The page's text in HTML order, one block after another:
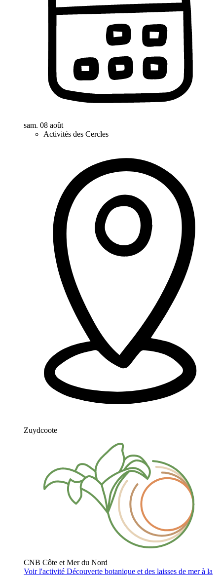
sam. 08 août
Activités des Cercles
Zuydcoote
CNB Côte et Mer du Nord
Voir l'activité Découverte botanique et des laisses de mer à la